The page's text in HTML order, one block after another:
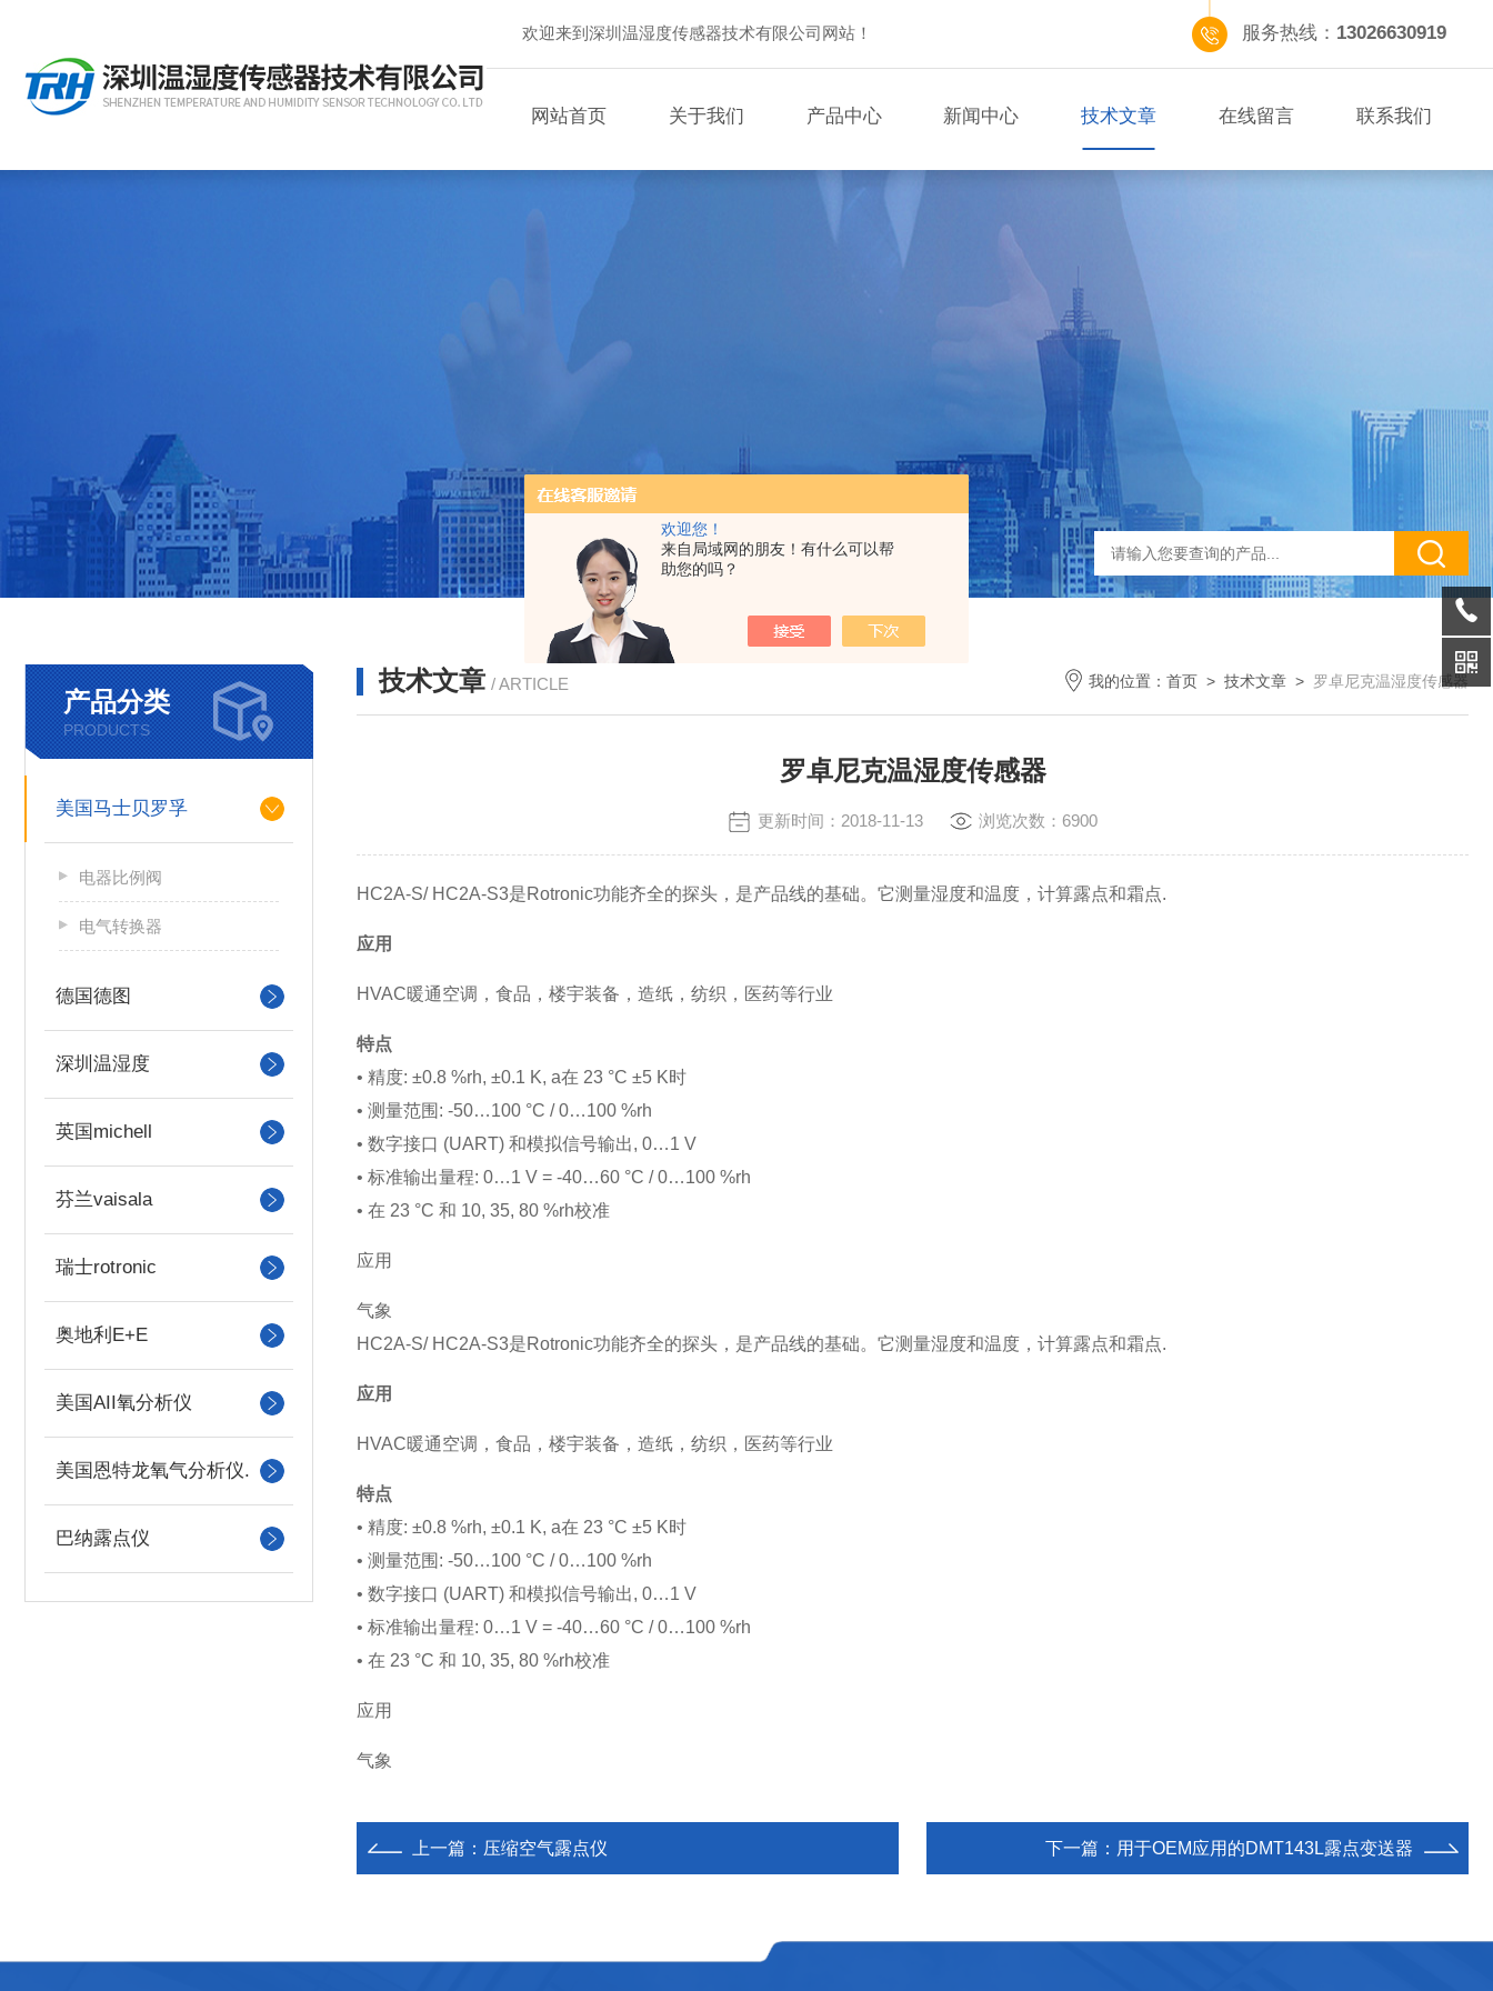
欢迎您！
来自局域网的朋友！有什么可以帮
助您的吗？
欢迎来到深圳温湿度传感器技术有限公司网站！ 服务热线： 13026630919
网站首页 关于我们 产品中心 新闻中心 技术文章 在线留言 联系我们
产品分类
PRODUCTS
美国马士贝罗孚
电器比例阀
电气转换器
德国德图
深圳温湿度
英国michell
芬兰vaisala
瑞士rotronic
奥地利E+E
美国AII氧分析仪
美国恩特龙氧气分析仪.
巴纳露点仪
技术文章 / ARTICLE 我的位置： 首页 > 技术文章 > 罗卓尼克温湿度传感器
罗卓尼克温湿度传感器
更新时间：2018-11-13 浏览次数：6900
HC2A-S/ HC2A-S3是Rotronic功能齐全的探头，是产品线的基础。它测量湿度和温度，计算露点和霜点.
应用
HVAC暖通空调，食品，楼宇装备，造纸，纺织，医药等行业
特点
• 精度: ±0.8 %rh, ±0.1 K, a在 23 °C ±5 K时
• 测量范围: -50…100 °C / 0…100 %rh
• 数字接口 (UART) 和模拟信号输出, 0…1 V
• 标准输出量程: 0…1 V = -40…60 °C / 0…100 %rh
• 在 23 °C 和 10, 35, 80 %rh校准
应用
气象
HC2A-S/ HC2A-S3是Rotronic功能齐全的探头，是产品线的基础。它测量湿度和温度，计算露点和霜点.
应用
HVAC暖通空调，食品，楼宇装备，造纸，纺织，医药等行业
特点
• 精度: ±0.8 %rh, ±0.1 K, a在 23 °C ±5 K时
• 测量范围: -50…100 °C / 0…100 %rh
• 数字接口 (UART) 和模拟信号输出, 0…1 V
• 标准输出量程: 0…1 V = -40…60 °C / 0…100 %rh
• 在 23 °C 和 10, 35, 80 %rh校准
应用
气象
上一篇： 压缩空气露点仪 下一篇： 用于OEM应用的DMT143L露点变送器